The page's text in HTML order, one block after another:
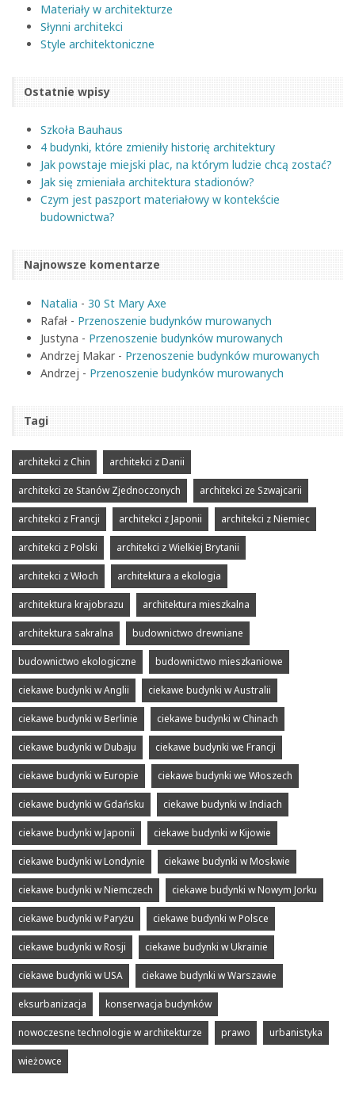
Materiały w architekturze
Słynni architekci
Style architektoniczne
Ostatnie wpisy
Szkoła Bauhaus
4 budynki, które zmieniły historię architektury
Jak powstaje miejski plac, na którym ludzie chcą zostać?
Jak się zmieniała architektura stadionów?
Czym jest paszport materiałowy w kontekście
budownictwa?
Najnowsze komentarze
Natalia - 30 St Mary Axe
Rafał - Przenoszenie budynków murowanych
Justyna - Przenoszenie budynków murowanych
Andrzej Makar - Przenoszenie budynków murowanych
Andrzej - Przenoszenie budynków murowanych
Tagi
architekci z Chin architekci z Danii
architekci ze Stanów Zjednoczonych architekci ze Szwajcarii
architekci z Francji architekci z Japonii architekci z Niemiec
architekci z Polski architekci z Wielkiej Brytanii
architekci z Włoch architektura a ekologia
architektura krajobrazu architektura mieszkalna
architektura sakralna budownictwo drewniane
budownictwo ekologiczne budownictwo mieszkaniowe
ciekawe budynki w Anglii ciekawe budynki w Australii
ciekawe budynki w Berlinie ciekawe budynki w Chinach
ciekawe budynki w Dubaju ciekawe budynki we Francji
ciekawe budynki w Europie ciekawe budynki we Włoszech
ciekawe budynki w Gdańsku ciekawe budynki w Indiach
ciekawe budynki w Japonii ciekawe budynki w Kijowie
ciekawe budynki w Londynie ciekawe budynki w Moskwie
ciekawe budynki w Niemczech ciekawe budynki w Nowym Jorku
ciekawe budynki w Paryżu ciekawe budynki w Polsce
ciekawe budynki w Rosji ciekawe budynki w Ukrainie
ciekawe budynki w USA ciekawe budynki w Warszawie
eksurbanizacja konserwacja budynków
nowoczesne technologie w architekturze prawo urbanistyka
wieżowce